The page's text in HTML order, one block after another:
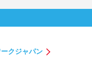
クジャパン